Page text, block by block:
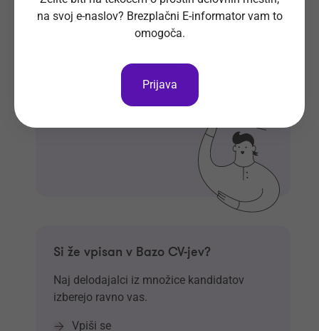
tvoj e-naslov
Prijavi se na E-informator.
Si že vpisan v Bazo CV-jev?
Naj delodajalci iz množice kandidatov
izberejo ravno vas.
Vpiši se
na svoj e-naslov? Brezplačni E-informator vam to
omogoča.
Prijava